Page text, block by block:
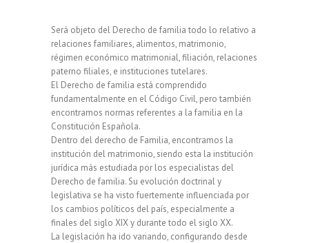
Será objeto del Derecho de familia todo lo relativo a
relaciones familiares, alimentos, matrimonio,
régimen económico matrimonial, filiación, relaciones
paterno filiales, e instituciones tutelares.
El Derecho de familia está comprendido
fundamentalmente en el Código Civil, pero también
encontramos normas referentes a la familia en la
Constitución Española.
Dentro del derecho de Familia, encontramos la
institución del matrimonio, siendo esta la institución
jurídica más estudiada por los especialistas del
Derecho de familia. Su evolución doctrinal y
legislativa se ha visto fuertemente influenciada por
los cambios políticos del país, especialmente a
finales del siglo XIX y durante todo el siglo XX.
La legislación ha ido variando, configurando desde